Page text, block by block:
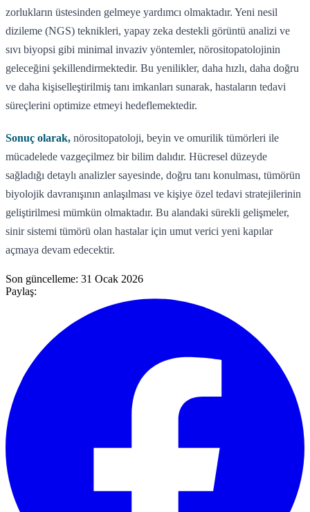
zorlukların üstesinden gelmeye yardımcı olmaktadır. Yeni nesil
dizileme (NGS) teknikleri, yapay zeka destekli görüntü analizi ve
sıvı biyopsi gibi minimal invaziv yöntemler, nörositopatolojinin
geleceğini şekillendirmektedir. Bu yenilikler, daha hızlı, daha doğru
ve daha kişiselleştirilmiş tanı imkanları sunarak, hastaların tedavi
süreçlerini optimize etmeyi hedeflemektedir.
Sonuç olarak, nörositopatoloji, beyin ve omurilik tümörleri ile
mücadelede vazgeçilmez bir bilim dalıdır. Hücresel düzeyde
sağladığı detaylı analizler sayesinde, doğru tanı konulması, tümörün
biyolojik davranışının anlaşılması ve kişiye özel tedavi stratejilerinin
geliştirilmesi mümkün olmaktadır. Bu alandaki sürekli gelişmeler,
sinir sistemi tümörü olan hastalar için umut verici yeni kapılar
açmaya devam edecektir.
Son güncelleme: 31 Ocak 2026
Paylaş: